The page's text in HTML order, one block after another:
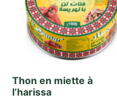
Thon en miette à
l’harissa